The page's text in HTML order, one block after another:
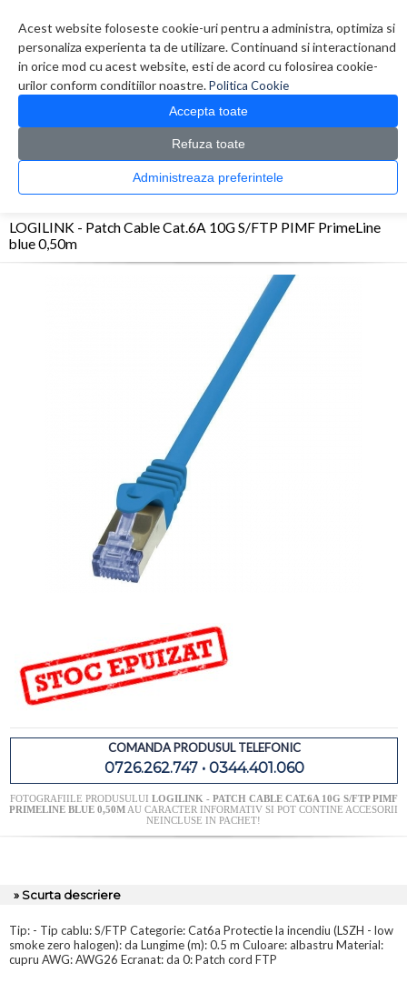
Acest website foloseste cookie-uri pentru a administra, optimiza si
personaliza experienta ta de utilizare. Continuand si interactionand
in orice mod cu acest website, esti de acord cu folosirea cookie-
urilor conform conditiilor noastre.Politica Cookie
Accepta toate
Refuza toate
Administreaza preferintele
0 produs(e)
CATALOG PRODUSE
> Cabluri > LOGILINK - Patch Cable Cat.6A 10G S/FTP PIMF
LOGILINK - Patch Cable Cat.6A 10G S/FTP PIMF PrimeLine
blue 0,50m
COMANDA PRODUSUL TELEFONIC
0726.262.747 • 0344.401.060
FOTOGRAFIILE PRODUSULUI LOGILINK - PATCH CABLE CAT.6A 10G S/FTP PIMF
PRIMELINE BLUE 0,50MAU CARACTER INFORMATIV SI POT CONTINE ACCESORII
NEINCLUSE IN PACHET!
» Scurta descriere
Tip: - Tip cablu: S/FTP Categorie: Cat6a Protectie la incendiu (LSZH - low
smoke zero halogen): da Lungime (m): 0.5 m Culoare: albastru Material:
cupru AWG: AWG26 Ecranat: da 0: Patch cord FTP